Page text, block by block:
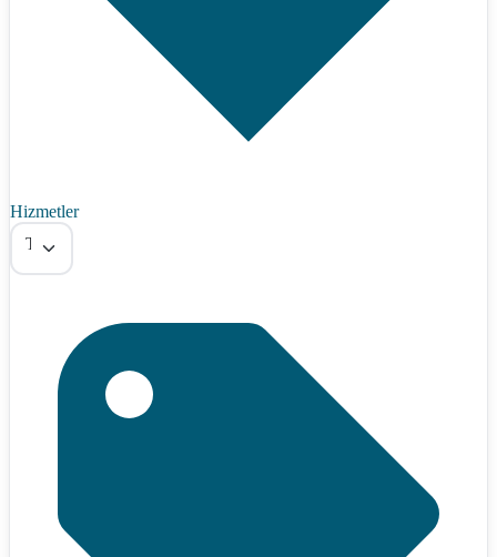
Hizmetler
Tümü